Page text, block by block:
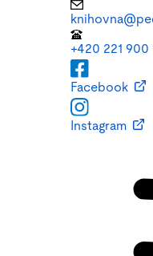
+420 221 900
Facebook
Instagram